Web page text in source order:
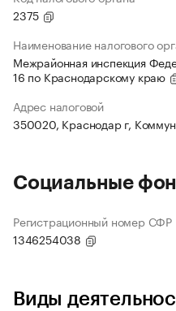
2375
Наименование налогового
Межрайонная инспекция
16 по Краснодарскому краю
Адрес налоговой
350020, Краснодар г,
Социальные
Регистрационный номер СФР
1346254038
Виды